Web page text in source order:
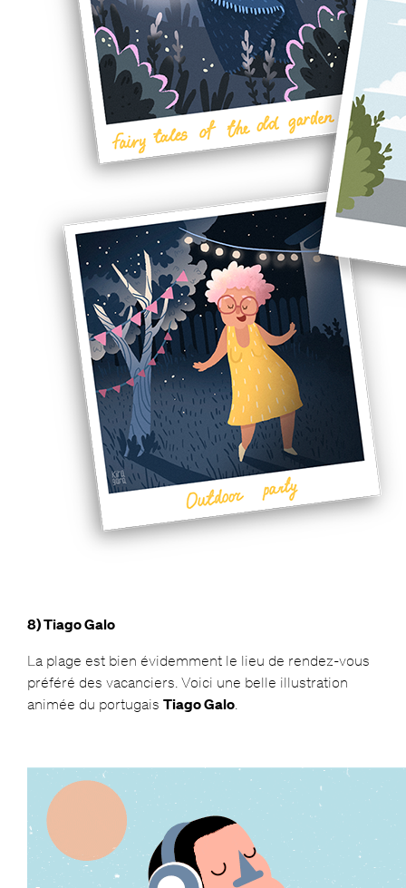
8) Tiago Galo
La plage est bien évidemment le lieu de rendez-vous
préféré des vacanciers. Voici une belle illustration
animée du portugais Tiago Galo.